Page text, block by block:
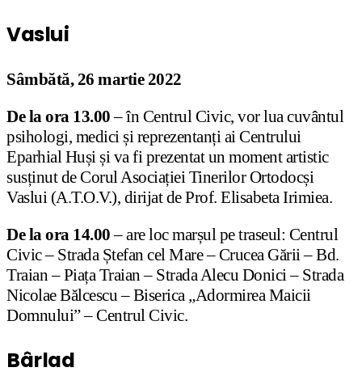
Vaslui
Sâmbătă, 26 martie 2022
De la ora 13.00– în Centrul Civic, vor lua cuvântul
psihologi, medici și reprezentanți ai Centrului
Eparhial Huși și va fi prezentat un moment artistic
susținut de Corul Asociației Tinerilor Ortodocși
Vaslui (A.T.O.V.), dirijat de Prof. Elisabeta Irimiea.
De la ora 14.00– are loc marșul pe traseul: Centrul
Civic – Strada Ștefan cel Mare – Crucea Gării – Bd.
Traian – Piața Traian – Strada Alecu Donici – Strada
Nicolae Bălcescu – Biserica „Adormirea Maicii
Domnului” – Centrul Civic.
Bârlad